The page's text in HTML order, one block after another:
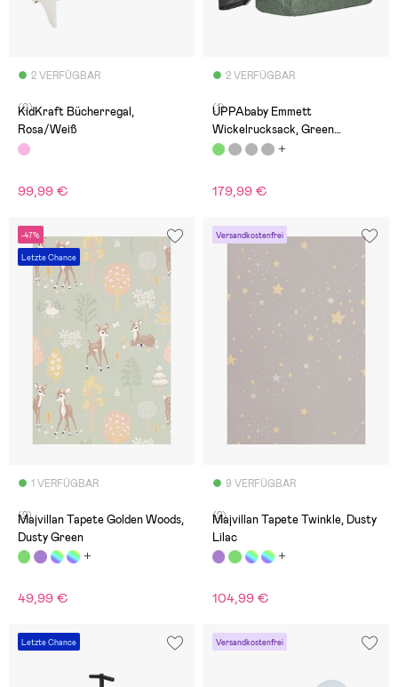
2 VERFÜGBAR
(0)
KidKraft Bücherregal,
Rosa/Weiß
99,99 €
2 VERFÜGBAR
(1)
UPPAbaby Emmett
Wickelrucksack, Green
Mélange
179,99 €
-47%
Letzte Chance
1 VERFÜGBAR
(2)
Majvillan Tapete Golden Woods,
Dusty Green
49,99 €
Versandkostenfrei
9 VERFÜGBAR
(2)
Majvillan Tapete Twinkle, Dusty
Lilac
104,99 €
Letzte Chance Versandkostenfrei